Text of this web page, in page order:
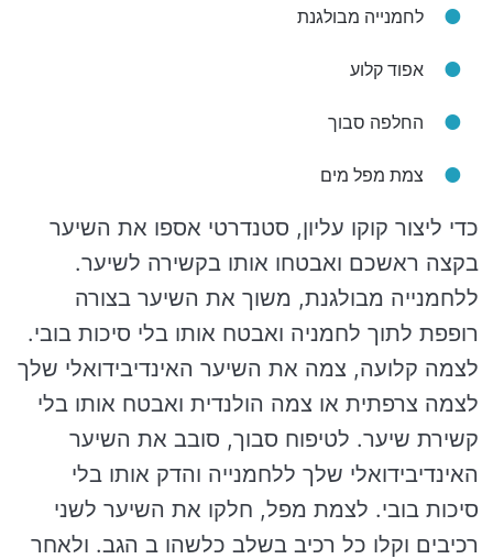
לחמנייה מבולגנת
אפוד קלוע
החלפה סבוך
צמת מפל מים
כדי ליצור קוקו עליון, סטנדרטי אספו את השיער
בקצה ראשכם ואבטחו אותו בקשירה לשיער.
ללחמנייה מבולגנת, משוך את השיער בצורה
רופפת לתוך לחמניה ואבטח אותו בלי סיכות בובי.
לצמה קלועה, צמה את השיער האינדיבידואלי שלך
לצמה צרפתית או צמה הולנדית ואבטח אותו בלי
קשירת שיער. לטיפוח סבוך, סובב את השיער
האינדיבידואלי שלך ללחמנייה והדק אותו בלי
סיכות בובי. לצמת מפל, חלקו את השיער לשני
רכיבים וקלו כל רכיב בשלב כלשהו ב הגב. ולאחר